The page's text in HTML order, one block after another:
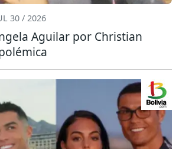
30 / 2026
Aguilar por Christian